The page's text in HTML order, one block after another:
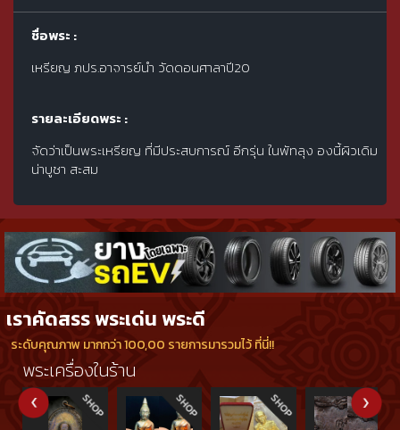
ชื่อพระ :
เหรียญ ภปร.อาจารย์นำ วัดดอนศาลาปี20
รายละเอียดพระ :
จัดว่าเป็นพระเหรียญ ที่มีประสบการณ์ อีกรุ่น ในพัทลุง องนี้ผิวเดิม
น่าบูชา สะสม
เราคัดสรร พระเด่น พระดี
ระดับคุณภาพ มากกว่า 100,00 รายการมารวมไว้ ที่นี่!!
พระเครื่องในร้าน